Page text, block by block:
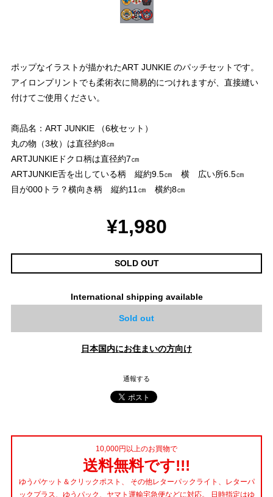
ポップなイラストが描かれたART JUNKIE のパッチセットです。
アイロンプリントでも柔術衣に簡易的につけれますが、直接縫い
付けてご使用ください。
商品名：ART JUNKIE （6枚セット）
丸の物（3枚）は直径約8㎝
ARTJUNKIEドクロ柄は直径約7㎝
ARTJUNKIE舌を出している柄 縦約9.5㎝ 横 広い所6.5㎝
目が000トラ？横向き柄 縦約11㎝ 横約8㎝
¥1,980
SOLD OUT
International shipping available
Sold out
日本国内にお住まいの方向け
通報する
10,000円以上のお買物で
送料無料です!!!
ゆうパケット＆クリックポスト、 その他レターパックライト、レターパ
ックプラス、ゆうパック、ヤマト運輸宅急便などに対応。 日時指定はゆ